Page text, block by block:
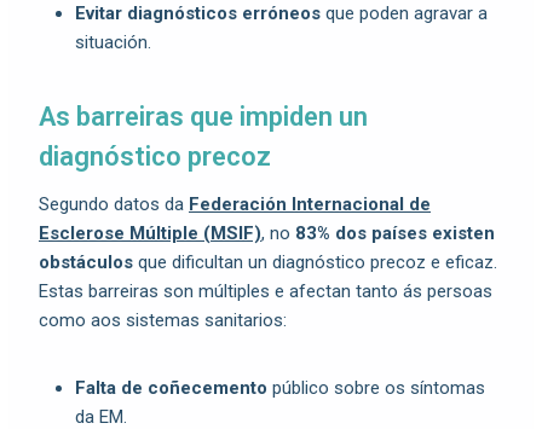
Evitar diagnósticos erróneos que poden agravar a
situación.
As barreiras que impiden un
diagnóstico precoz
Segundo datos da Federación Internacional de
Esclerose Múltiple (MSIF), no 83% dos países existen
obstáculos que dificultan un diagnóstico precoz e eficaz.
Estas barreiras son múltiples e afectan tanto ás persoas
como aos sistemas sanitarios:
Falta de coñecemento público sobre os síntomas
da EM.